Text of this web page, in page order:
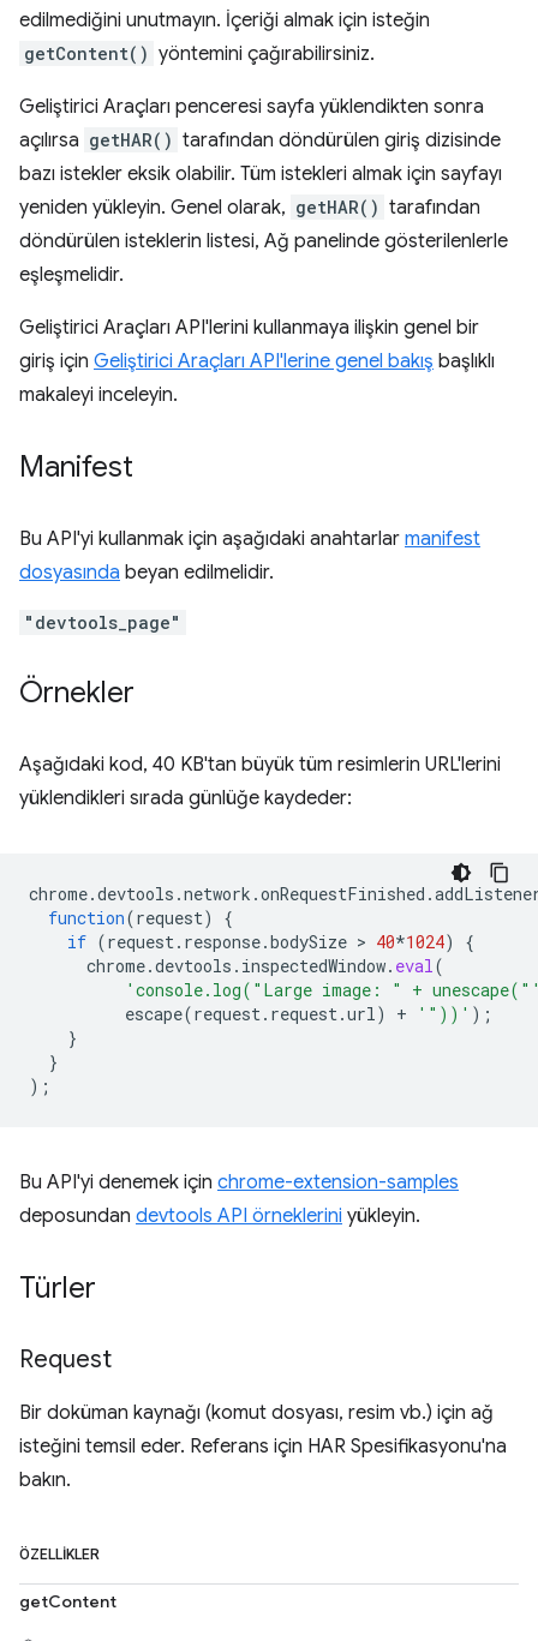
edilmediğini unutmayın. İçeriği almak için isteğin
getContent() yöntemini çağırabilirsiniz.
Geliştirici Araçları penceresi sayfa yüklendikten sonra
açılırsa getHAR() tarafından döndürülen giriş dizisinde
bazı istekler eksik olabilir. Tüm istekleri almak için sayfayı
yeniden yükleyin. Genel olarak, getHAR() tarafından
döndürülen isteklerin listesi, Ağ panelinde gösterilenlerle
eşleşmelidir.
Geliştirici Araçları API'lerini kullanmaya ilişkin genel bir
giriş için Geliştirici Araçları API'lerine genel bakış başlıklı
makaleyi inceleyin.
Manifest
Bu API'yi kullanmak için aşağıdaki anahtarlar manifest
dosyasında beyan edilmelidir.
"devtools_page"
Örnekler
Aşağıdaki kod, 40 KB'tan büyük tüm resimlerin URL'lerini
yüklendikleri sırada günlüğe kaydeder:
chrome.devtools .network .onRequestFinished .
function(request)
{
if (request. response.bodySize > 40*1024)
{
chrome.devtools . inspectedWindow. eval(
'console.log("Large image: " +
escape(request. request.url) + '"))' );
}
}
);
Bu API'yi denemek için chrome-extension-samples
deposundan devtools API örneklerini yükleyin.
Türler
Request
Bir doküman kaynağı (komut dosyası, resim vb.) için ağ
isteğini temsil eder. Referans için HAR Spesifikasyonu'na
bakın.
ÖZELLIKLER
getContent